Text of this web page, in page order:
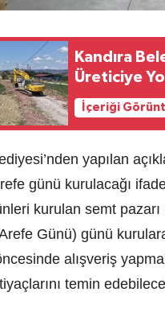
Kandıra
Üreticiye
İçeriği
yapılan
günü kurulacağı
kurulan semt
Günü) günü
alışveriş
temin